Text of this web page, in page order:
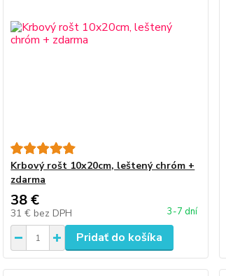
Krbový rošt 10x20cm, leštený chróm +
zdarma
38 €
31 € bez DPH 3-7 dní
Pridať do košíka